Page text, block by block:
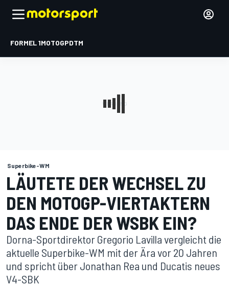
FORMEL 1MOTOGPDTM
Superbike-WM
LÄUTETE DER WECHSEL ZU
DEN MOTOGP-VIERTAKTERN
DAS ENDE DER WSBK EIN?
Dorna-Sportdirektor Gregorio Lavilla vergleicht die
aktuelle Superbike-WM mit der Ära vor 20 Jahren
und spricht über Jonathan Rea und Ducatis neues
V4-SBK